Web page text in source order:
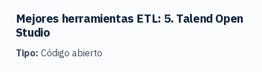
Mejores herramientas ETL: 5. Talend Open
Studio
Tipo: Código abierto